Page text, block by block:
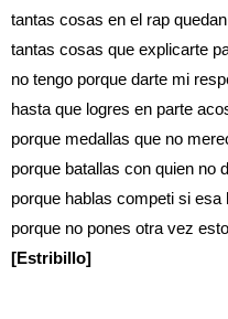
tantas cosas en el rap
tantas cosas que explicarte
no tengo porque darte mi
hasta que logres en parte
porque medallas que no
porque batallas con quien no
porque hablas competi si esa
porque no pones otra vez
[Estribillo]